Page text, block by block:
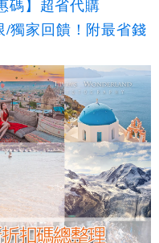
碼】超省代購
獨家回饋！附最省錢